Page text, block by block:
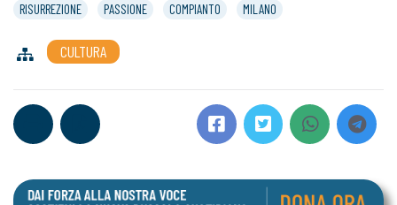
RISURREZIONE
PASSIONE COMPIANTO MILANO
CULTURA